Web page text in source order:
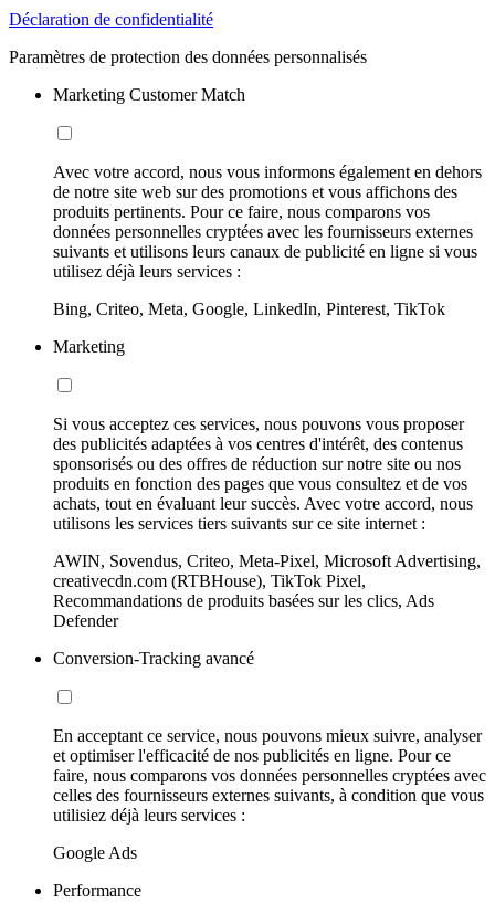
Déclaration de confidentialité
Paramètres de protection des données personnalisés
Marketing Customer Match
Avec votre accord, nous vous informons également en dehors
de notre site web sur des promotions et vous affichons des
produits pertinents. Pour ce faire, nous comparons vos
données personnelles cryptées avec les fournisseurs externes
suivants et utilisons leurs canaux de publicité en ligne si vous
utilisez déjà leurs services :
Bing, Criteo, Meta, Google, LinkedIn, Pinterest, TikTok
Marketing
Si vous acceptez ces services, nous pouvons vous proposer
des publicités adaptées à vos centres d'intérêt, des contenus
sponsorisés ou des offres de réduction sur notre site ou nos
produits en fonction des pages que vous consultez et de vos
achats, tout en évaluant leur succès. Avec votre accord, nous
utilisons les services tiers suivants sur ce site internet :
AWIN, Sovendus, Criteo, Meta-Pixel, Microsoft Advertising,
creativecdn.com (RTBHouse), TikTok Pixel,
Recommandations de produits basées sur les clics, Ads
Defender
Conversion-Tracking avancé
En acceptant ce service, nous pouvons mieux suivre, analyser
et optimiser l'efficacité de nos publicités en ligne. Pour ce
faire, nous comparons vos données personnelles cryptées avec
celles des fournisseurs externes suivants, à condition que vous
utilisiez déjà leurs services :
Google Ads
Performance